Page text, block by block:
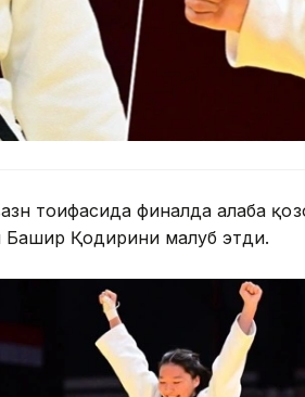
тоифасида финалда ғалаба
Башир Қодирини мағлуб этди.